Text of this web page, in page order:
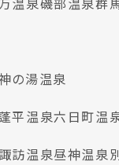
の湯温泉
平温泉六日町温
訪温泉昼神温泉